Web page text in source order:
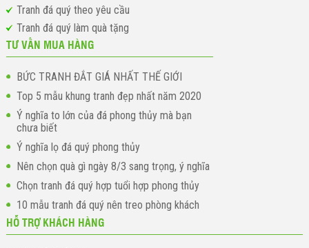
Tranh đá quý theo yêu cầu
Tranh đá quý làm quà tặng
TƯ VẤN MUA HÀNG
BỨC TRANH ĐẮT GIÁ NHẤT THẾ GIỚI
Top 5 mẫu khung tranh đẹp nhất năm 2020
Ý nghĩa to lớn của đá phong thủy mà bạn
chưa biết
Ý nghĩa lọ đá quý phong thủy
Nên chọn quà gì ngày 8/3 sang trọng, ý nghĩa
Chọn tranh đá quý hợp tuổi hợp phong thủy
10 mẫu tranh đá quý nên treo phòng khách
HỖ TRỢ KHÁCH HÀNG